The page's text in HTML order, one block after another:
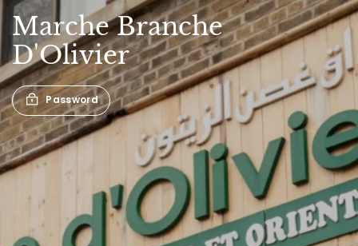
MarcheBranche
D'Olivier
Password